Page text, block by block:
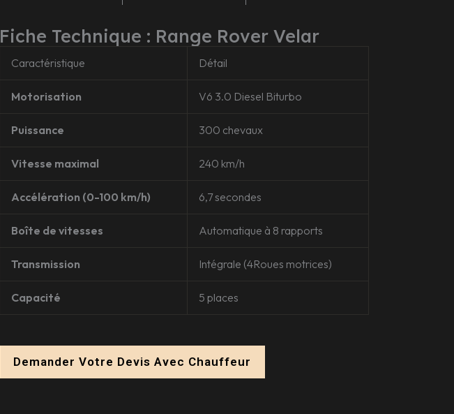
Fiche Technique : Range Rover Velar
Caractéristique Détail
Motorisation V6 3.0 Diesel Biturbo
Puissance 300 chevaux
Vitesse maximal 240 km/h
Accélération (0-100 km/h) 6,7 secondes
Boîte de vitesses Automatique à 8 rapports
Transmission Intégrale (4Roues motrices)
Capacité 5 places
Demander Votre Devis Avec Chauffeur